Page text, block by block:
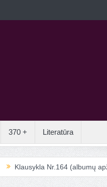
370 + Literatūra
Nr.164 (albumų apžvalga)